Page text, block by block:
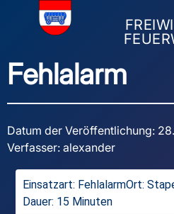
Fehlalarm
Datum der Veröffentlichung:
Verfasser: alexander
Einsatzart: FehlalarmOrt:
Dauer: 15 Minuten